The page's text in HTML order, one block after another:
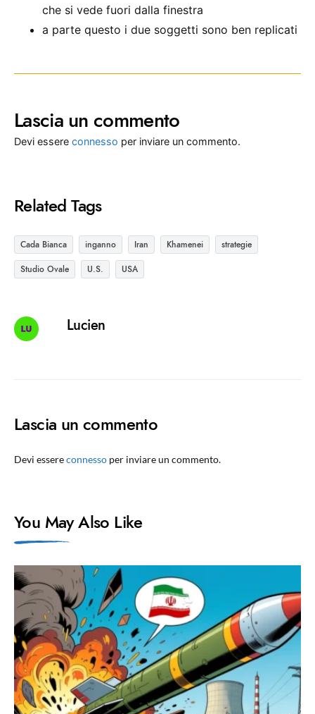
che si vede fuori dalla finestra
a parte questo i due soggetti sono ben replicati
Lascia un commento
Devi essere connesso per inviare un commento.
Related Tags
Cada Bianca inganno Iran Khamenei strategie
Studio Ovale U.S. USA
Lucien
Lascia un commento
Devi essereconnesso per inviare un commento.
You May Also Like